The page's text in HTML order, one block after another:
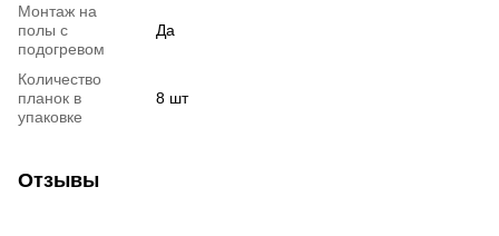
Монтаж на
полы с
подогревом
Да
Количество
планок в
упаковке
8 шт
Отзывы